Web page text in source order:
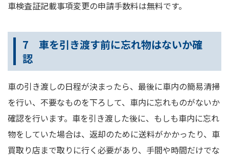
車検査証記載事項変更の申請手数料は無料です。
7 車を引き渡す前に忘れ物はないか確
認
車の引き渡しの日程が決まったら、最後に車内の簡易清掃
を行い、不要なものを下ろして、車内に忘れものがないか
確認を行います。車を引き渡した後に、もしも車内に忘れ
物をしていた場合は、返却のために送料がかかったり、車
買取り店まで取りに行く必要があり、手間や時間だけでな